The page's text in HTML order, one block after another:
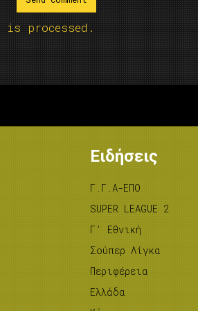
is processed.
Ειδήσεις
Γ.Γ.Α-ΕΠΟ
SUPER LEAGUE 2
Γ’ Εθνική
Σούπερ Λίγκα
Περιφέρεια
Ελλάδα